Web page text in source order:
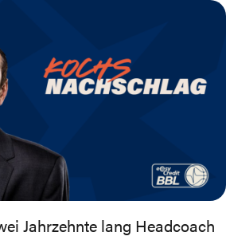
Jahrzehnte lang Headcoach